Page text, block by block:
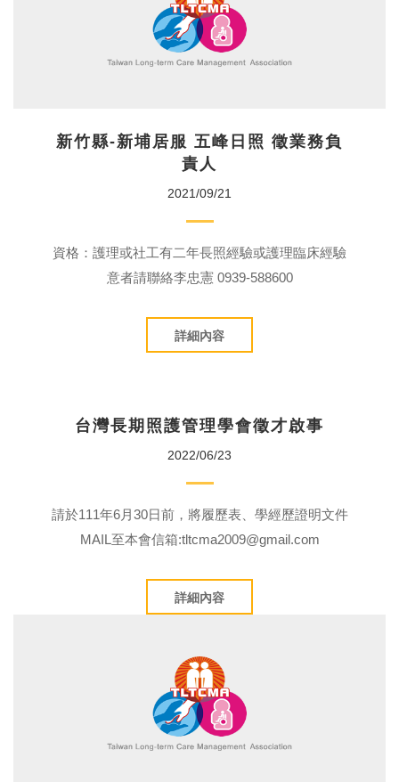
新竹縣-新埔居服 五峰日照 徵業務負
責人
2021/09/21
資格：護理或社工有二年長照經驗或護理臨床經驗
意者請聯絡李忠憲 0939-588600
詳細內容
台灣長期照護管理學會徵才啟事
2022/06/23
請於111年6月30日前，將履歷表、學經歷證明文件
MAIL至本會信箱:tltcma2009@gmail.com
詳細內容